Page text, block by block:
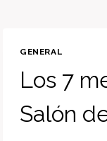
GENERAL
Los 7
Salón